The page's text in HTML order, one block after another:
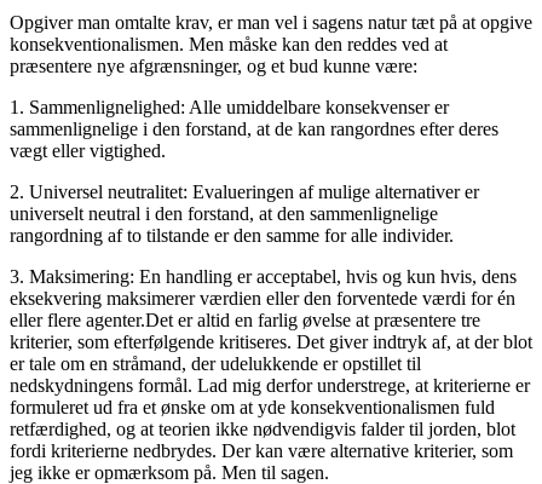
Opgiver man omtalte krav, er man vel i sagens natur tæt på at opgive
konsekventionalismen. Men måske kan den reddes ved at
præsentere nye afgrænsninger, og et bud kunne være:
1. Sammenlignelighed: Alle umiddelbare konsekvenser er
sammenlignelige i den forstand, at de kan rangordnes efter deres
vægt eller vigtighed.
2. Universel neutralitet: Evalueringen af mulige alternativer er
universelt neutral i den forstand, at den sammenlignelige
rangordning af to tilstande er den samme for alle individer.
3. Maksimering: En handling er acceptabel, hvis og kun hvis, dens
eksekvering maksimerer værdien eller den forventede værdi for én
eller flere agenter.Det er altid en farlig øvelse at præsentere tre
kriterier, som efterfølgende kritiseres. Det giver indtryk af, at der blot
er tale om en stråmand, der udelukkende er opstillet til
nedskydningens formål. Lad mig derfor understrege, at kriterierne er
formuleret ud fra et ønske om at yde konsekventionalismen fuld
retfærdighed, og at teorien ikke nødvendigvis falder til jorden, blot
fordi kriterierne nedbrydes. Der kan være alternative kriterier, som
jeg ikke er opmærksom på. Men til sagen.